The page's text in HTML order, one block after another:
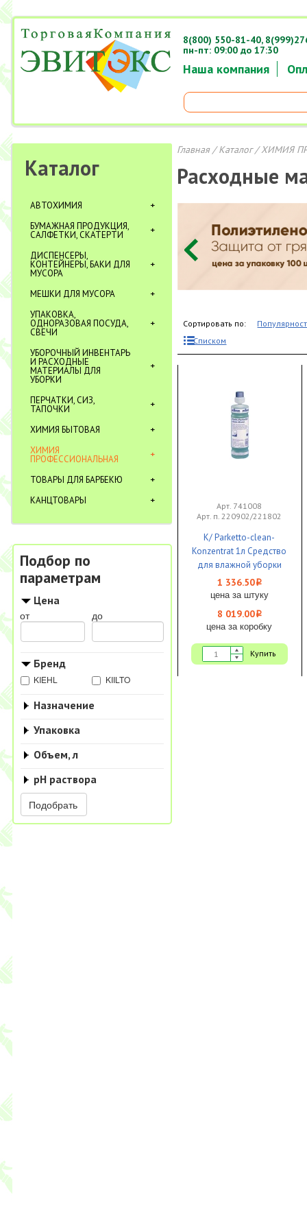
Наша компания
8(800) 550-81-40,
пн-пт: 09:00 до 17:30
Каталог
АВТОХИМИЯ
БУМАЖНАЯ ПРОДУКЦИЯ,
САЛФЕТКИ, СКАТЕРТИ
ДИСПЕНСЕРЫ,
КОНТЕЙНЕРЫ, БАКИ ДЛЯ
МУСОРА
МЕШКИ ДЛЯ МУСОРА
УПАКОВКА,
ОДНОРАЗОВАЯ ПОСУДА,
СВЕЧИ
УБОРОЧНЫЙ ИНВЕНТАРЬ
И РАСХОДНЫЕ
МАТЕРИАЛЫ ДЛЯ
УБОРКИ
ПЕРЧАТКИ, СИЗ,
ТАПОЧКИ
ХИМИЯ БЫТОВАЯ
ХИМИЯ
ПРОФЕССИОНАЛЬНАЯ
ТОВАРЫ ДЛЯ БАРБЕКЮ
КАНЦТОВАРЫ
Подбор по
параметрам
Цена
от до
Бренд
KIEHL KIILTO
Назначение
Упаковка
Объем, л
pH раствора
Подобрать
Главная/Каталог/ХИМИЯ
Расходные
Сортировать по:
Списком
Арт. 741008
Арт. п. 220902/221802
К/ Parketto-clean-
Konzentrat 1л Средство
для влажной уборки
паркета и ламината 1/6
KIEHL
1 336.50i
цена за штуку
8 019.00i
цена за коробку
Купить